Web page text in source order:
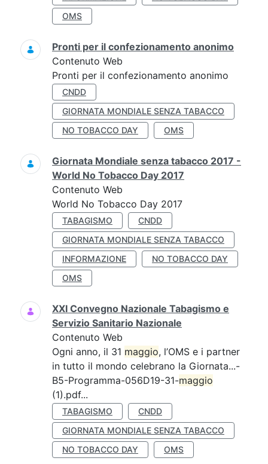
OMS
Pronti per il confezionamento anonimo
Contenuto Web
Pronti per il confezionamento anonimo
CNDD
GIORNATA MONDIALE SENZA TABACCO
NO TOBACCO DAY
OMS
Giornata Mondiale senza tabacco 2017 -
World No Tobacco Day 2017
Contenuto Web
World No Tobacco Day 2017
TABAGISMO
CNDD
GIORNATA MONDIALE SENZA TABACCO
INFORMAZIONE
NO TOBACCO DAY
OMS
XXI Convegno Nazionale Tabagismo e
Servizio Sanitario Nazionale
Contenuto Web
Ogni anno, il 31 maggio, l’OMS e i partner
in tutto il mondo celebrano la Giornata...-
B5-Programma-056D19-31-maggio
(1).pdf...
TABAGISMO
CNDD
GIORNATA MONDIALE SENZA TABACCO
NO TOBACCO DAY
OMS